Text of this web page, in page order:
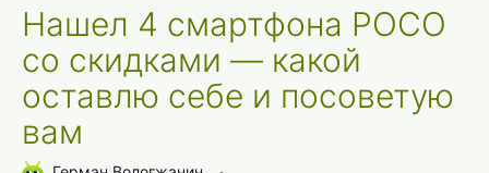
Нашел 4 смартфона POCO
со скидками — какой
оставлю себе и посоветую
вам